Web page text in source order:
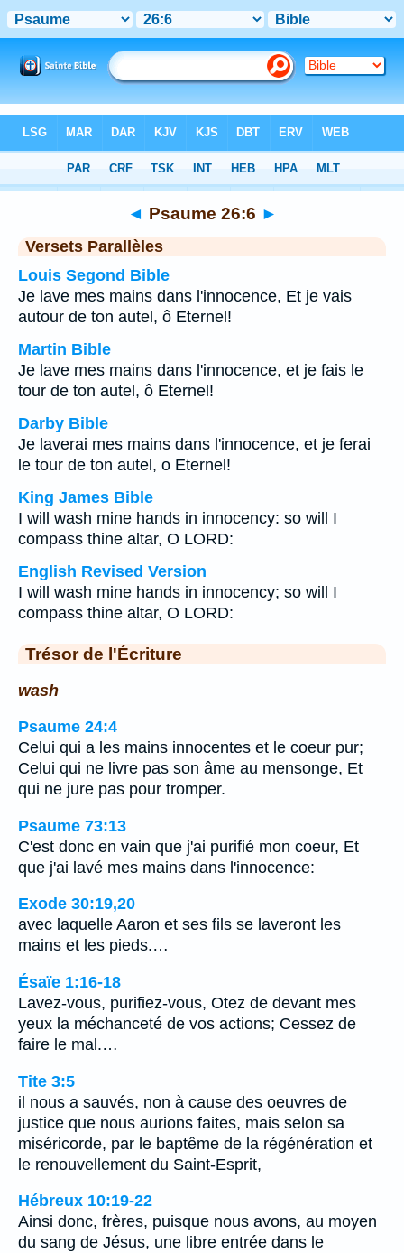
Chapitre 26> Verset 6
◄ Psaume 26:6 ►
Versets Parallèles
Louis Segond Bible
Je lave mes mains dans l'innocence, Et je vais
autour de ton autel, ô Eternel!
Martin Bible
Je lave mes mains dans l'innocence, et je fais le
tour de ton autel, ô Eternel!
Darby Bible
Je laverai mes mains dans l'innocence, et je ferai
le tour de ton autel, o Eternel!
King James Bible
I will wash mine hands in innocency: so will I
compass thine altar, O LORD:
English Revised Version
I will wash mine hands in innocency; so will I
compass thine altar, O LORD:
Trésor de l'Écriture
wash
Psaume 24:4
Celui qui a les mains innocentes et le coeur pur;
Celui qui ne livre pas son âme au mensonge, Et
qui ne jure pas pour tromper.
Psaume 73:13
C'est donc en vain que j'ai purifié mon coeur, Et
que j'ai lavé mes mains dans l'innocence:
Exode 30:19,20
avec laquelle Aaron et ses fils se laveront les
mains et les pieds.…
Ésaïe 1:16-18
Lavez-vous, purifiez-vous, Otez de devant mes
yeux la méchanceté de vos actions; Cessez de
faire le mal.…
Tite 3:5
il nous a sauvés, non à cause des oeuvres de
justice que nous aurions faites, mais selon sa
miséricorde, par le baptême de la régénération et
le renouvellement du Saint-Esprit,
Hébreux 10:19-22
Ainsi donc, frères, puisque nous avons, au moyen
du sang de Jésus, une libre entrée dans le